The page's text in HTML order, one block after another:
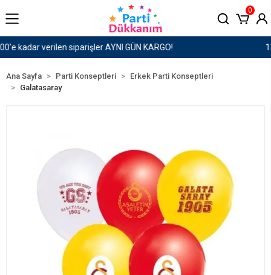
1500 TL ve Üzeri Kargo Ücretsiz!
0
Ana Sayfa Parti Konseptleri
Erkek Parti Konseptleri
Galatasaray